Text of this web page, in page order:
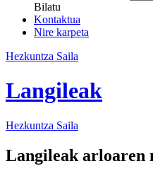
Bilatu
Kontaktua
Nire karpeta
Hezkuntza Saila
Langileak
Hezkuntza Saila
Langileak arloaren